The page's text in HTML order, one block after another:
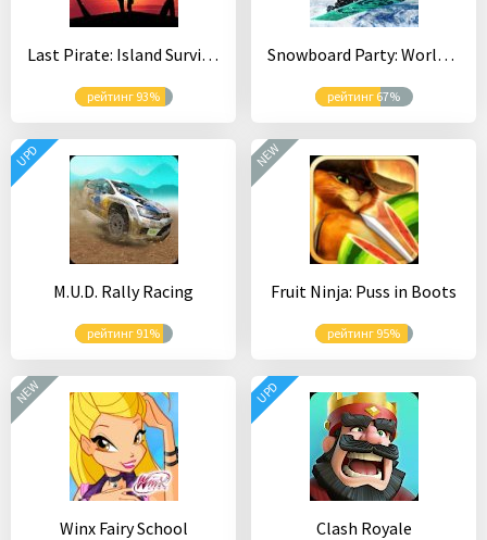
Last Pirate: Island Survival Выживание и пираты
рейтинг 93%
Snowboard Party: World Tour Pro
рейтинг 67%
M.U.D. Rally Racing
рейтинг 91%
UPD
Fruit Ninja: Puss in Boots
рейтинг 95%
NEW
Winx Fairy School
NEW
Clash Royale
UPD